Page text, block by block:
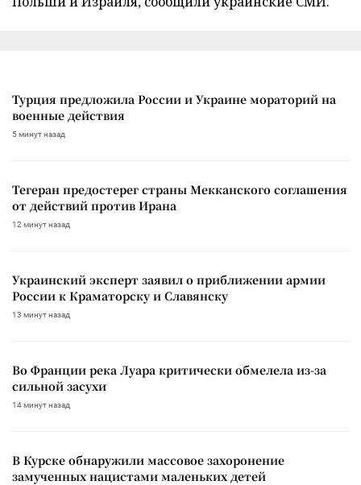
Турция предложила России и Украине мораторий на
военные действия
5 минут назад
Тегеран предостерег страны Мекканского соглашения
от действий против Ирана
12 минут назад
Украинский эксперт заявил о приближении армии
России к Краматорску и Славянску
13 минут назад
Во Франции река Луара критически обмелела из-за
сильной засухи
14 минут назад
В Курске обнаружили массовое захоронение
замученных нацистами маленьких детей